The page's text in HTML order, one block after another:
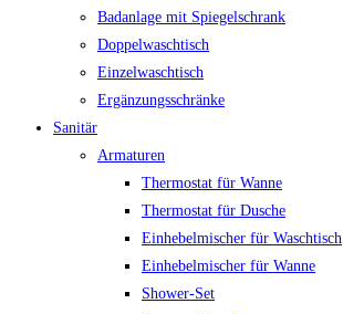
Badanlage mit Spiegelschrank
Doppelwaschtisch
Einzelwaschtisch
Ergänzungsschränke
Sanitär
Armaturen
Thermostat für Wanne
Thermostat für Dusche
Einhebelmischer für Waschtisch
Einhebelmischer für Wanne
Shower-Set